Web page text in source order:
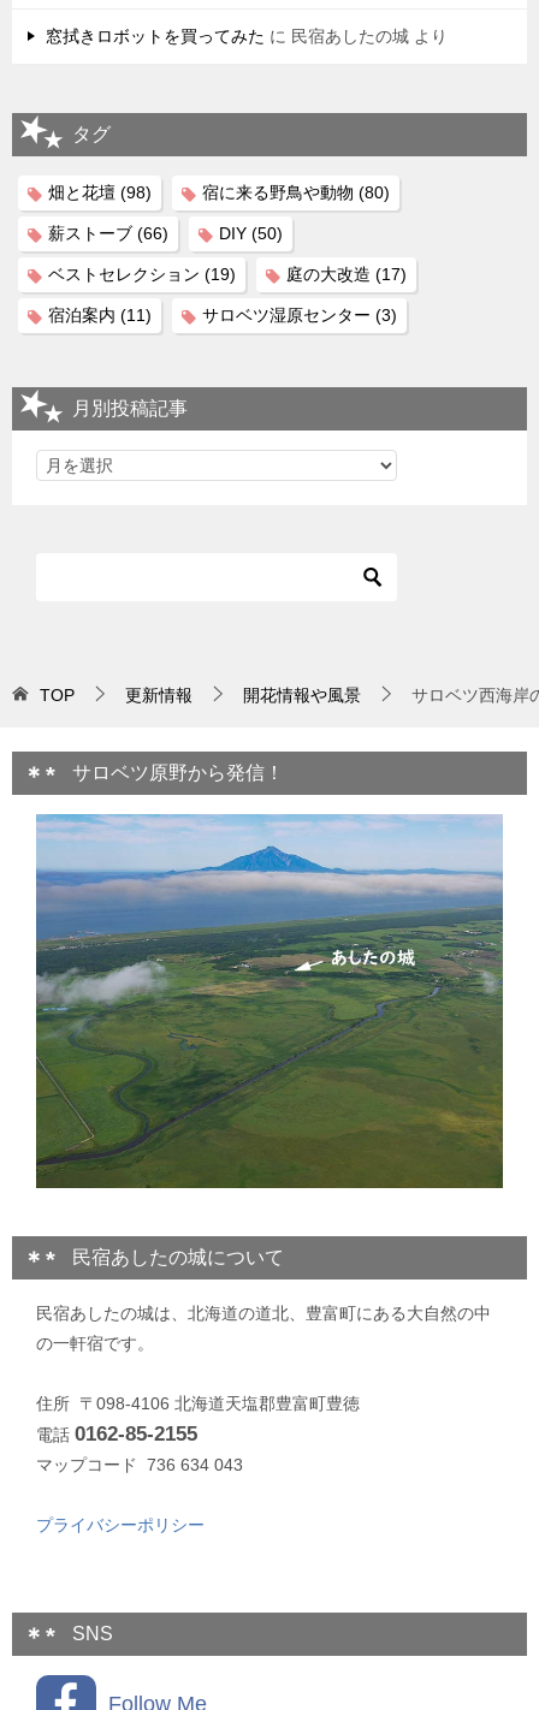
窓拭きロボットを買ってみた に 民宿あしたの城 より
タグ
畑と花壇 (98) 宿に来る野鳥や動物 (80)
薪ストーブ (66) DIY (50)
ベストセレクション (19) 庭の大改造 (17)
宿泊案内 (11) サロベツ湿原センター (3)
月別投稿記事
TOP 更新情報 開花情報や風景 サロベツ西海岸
サロベツ原野から発信！
民宿あしたの城について
民宿あしたの城は、北海道の道北、豊富町にある大自然の中
の一軒宿です。
住所 〒098-4106 北海道天塩郡豊富町豊徳
電話 0162-85-2155
マップコード 736 634 043
プライバシーポリシー
SNS
Follow Me